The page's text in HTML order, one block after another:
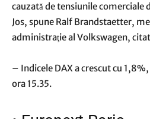
cauzată de tensiunile comerciale
Jos, spune Ralf Brandstaetter,
administraţie al Volkswagen,
– Indicele DAX a crescut cu
ora 15.35.